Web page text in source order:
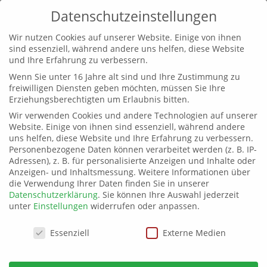
Datenschutzeinstellungen
Wir nutzen Cookies auf unserer Website. Einige von ihnen
sind essenziell, während andere uns helfen, diese Website
und Ihre Erfahrung zu verbessern.
Wenn Sie unter 16 Jahre alt sind und Ihre Zustimmung zu
freiwilligen Diensten geben möchten, müssen Sie Ihre
Erziehungsberechtigten um Erlaubnis bitten.
Wir verwenden Cookies und andere Technologien auf unserer
Website. Einige von ihnen sind essenziell, während andere
uns helfen, diese Website und Ihre Erfahrung zu verbessern.
Personenbezogene Daten können verarbeitet werden (z. B. IP-
Adressen), z. B. für personalisierte Anzeigen und Inhalte oder
Anzeigen- und Inhaltsmessung. Weitere Informationen über
die Verwendung Ihrer Daten finden Sie in unserer
Datenschutzerklärung. Sie können Ihre Auswahl jederzeit
unter Einstellungen widerrufen oder anpassen.
Datenschutzeinstellungen
Essenziell Externe Medien